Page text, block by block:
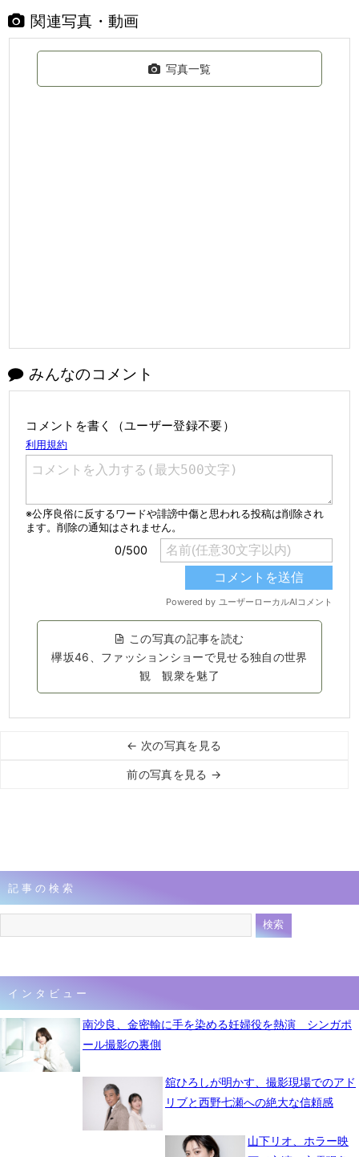
関連写真・動画
写真一覧
みんなのコメント
コメントを書く（ユーザー登録不要）
この写真の記事を読む
欅坂46、ファッションショーで見せる独自の世界
観 観衆を魅了
← 次の写真を見る
前の写真を見る →
記事の検索
インタビュー
南沙良、金密輸に手を染める妊婦役を熱演 シンガポ
ール撮影の裏側
舘ひろしが明かす、撮影現場でのアド
リブと西野七瀬への絶大な信頼感
山下リオ、ホラー映